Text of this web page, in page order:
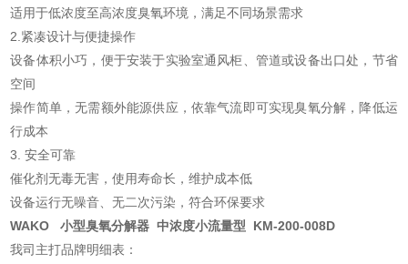
适用于低浓度至高浓度臭氧环境，满足不同场景需求
2.紧凑设计与便捷操作
设备体积小巧，便于安装于实验室通风柜、管道或设备出口处，节省
空间
操作简单，无需额外能源供应，依靠气流即可实现臭氧分解，降低运
行成本
3. 安全可靠
催化剂无毒无害，使用寿命长，维护成本低
设备运行无噪音、无二次污染，符合环保要求
WAKO 小型臭氧分解器 中浓度小流量型 KM-200-008D
我司主打品牌明细表：